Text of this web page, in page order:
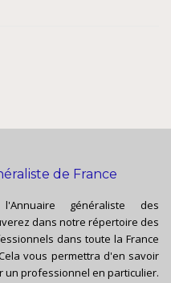
de France
généraliste des
dans notre répertoire des
dans toute la France
vous permettra d'en savoir
un professionnel en particulier.